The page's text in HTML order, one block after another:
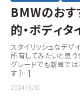
BMWのおす
的・ボディ
スタイリッシュなデザ
所有してみたいと思う
グレードでも新車で
す […]
2024/5/31